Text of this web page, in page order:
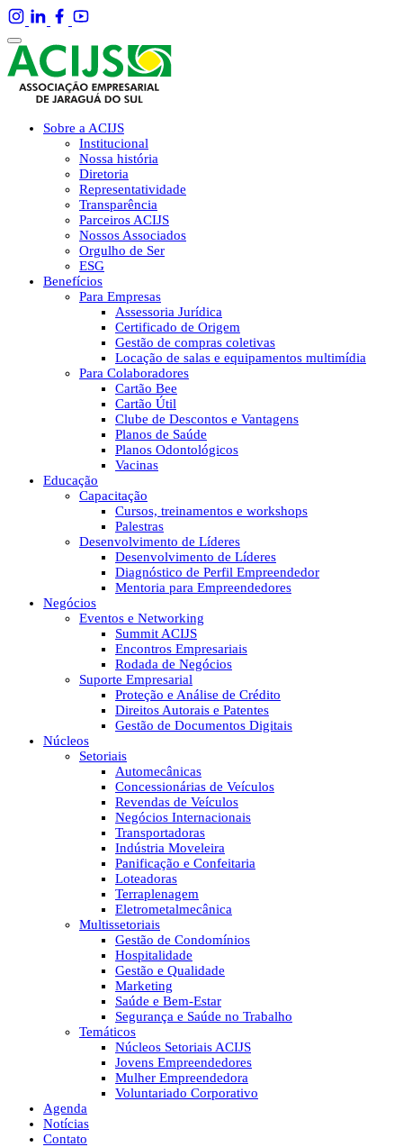
Sobre a ACIJS
Institucional
Nossa história
Diretoria
Representatividade
Transparência
Parceiros ACIJS
Nossos Associados
Orgulho de Ser
ESG
Benefícios
Para Empresas
Assessoria Jurídica
Certificado de Origem
Gestão de compras coletivas
Locação de salas e equipamentos multimídia
Para Colaboradores
Cartão Bee
Cartão Útil
Clube de Descontos e Vantagens
Planos de Saúde
Planos Odontológicos
Vacinas
Educação
Capacitação
Cursos, treinamentos e workshops
Palestras
Desenvolvimento de Líderes
Desenvolvimento de Líderes
Diagnóstico de Perfil Empreendedor
Mentoria para Empreendedores
Negócios
Eventos e Networking
Summit ACIJS
Encontros Empresariais
Rodada de Negócios
Suporte Empresarial
Proteção e Análise de Crédito
Direitos Autorais e Patentes
Gestão de Documentos Digitais
Núcleos
Setoriais
Automecânicas
Concessionárias de Veículos
Revendas de Veículos
Negócios Internacionais
Transportadoras
Indústria Moveleira
Panificação e Confeitaria
Loteadoras
Terraplenagem
Eletrometalmecânica
Multissetoriais
Gestão de Condomínios
Hospitalidade
Gestão e Qualidade
Marketing
Saúde e Bem-Estar
Segurança e Saúde no Trabalho
Temáticos
Núcleos Setoriais ACIJS
Jovens Empreendedores
Mulher Empreendedora
Voluntariado Corporativo
Agenda
Notícias
Contato